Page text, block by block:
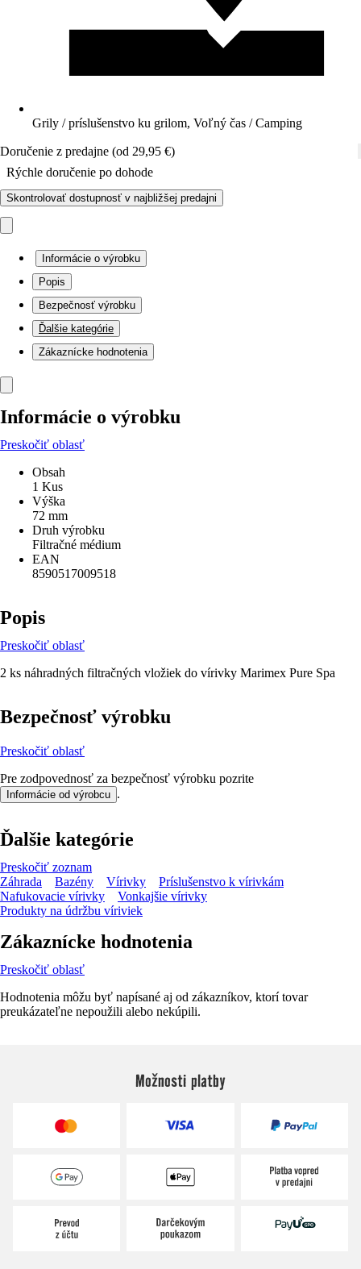
Grily / príslušenstvo ku grilom, Voľný čas / Camping
Doručenie z predajne (od 29,95 €)
Rýchle doručenie po dohode
Skontrolovať dostupnosť v najbližšej predajni
Informácie o výrobku
Popis
Bezpečnosť výrobku
Ďalšie kategórie
Zákaznícke hodnotenia
Informácie o výrobku
Preskočiť oblasť
Obsah
1 Kus
Výška
72 mm
Druh výrobku
Filtračné médium
EAN
8590517009518
Popis
Preskočiť oblasť
2 ks náhradných filtračných vložiek do vírivky Marimex Pure Spa
Bezpečnosť výrobku
Preskočiť oblasť
Pre zodpovednosť za bezpečnosť výrobku pozrite
Informácie od výrobcu .
Ďalšie kategórie
Preskočiť zoznam
Záhrada
Bazény Vírivky
Príslušenstvo k vírivkám
Nafukovacie vírivky
Vonkajšie vírivky
Produkty na údržbu víriviek
Zákaznícke hodnotenia
Preskočiť oblasť
Hodnotenia môžu byť napísané aj od zákazníkov, ktorí tovar
preukázateľne nepoužili alebo nekúpili.
Možnosti platby